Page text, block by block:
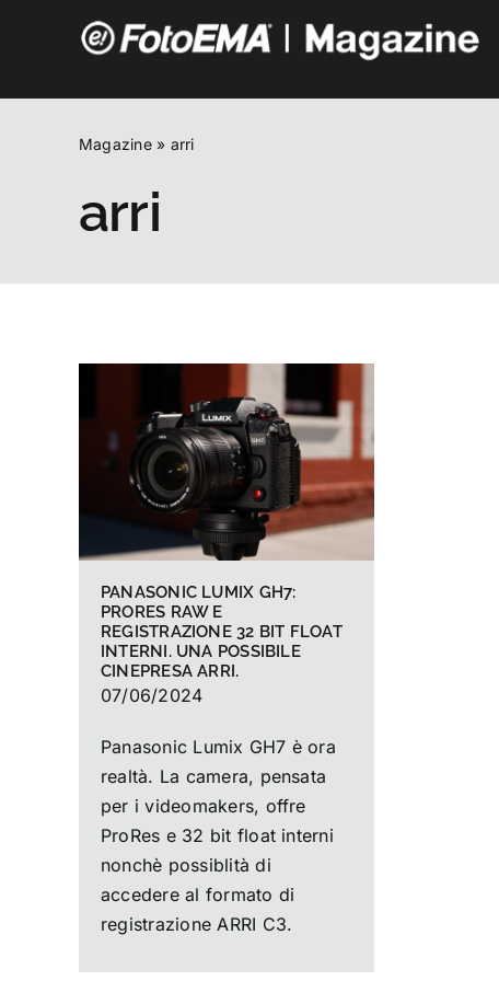
Magazine» arri
arri
PANASONIC LUMIX GH7:
PRORES RAW E
REGISTRAZIONE 32 BIT FLOAT
INTERNI. UNA POSSIBILE
CINEPRESA ARRI.
07/06/2024
Panasonic Lumix GH7 è ora
realtà. La camera, pensata
per i videomakers, offre
ProRes e 32 bit float interni
nonchè possiblità di
accedere al formato di
registrazione ARRI C3.